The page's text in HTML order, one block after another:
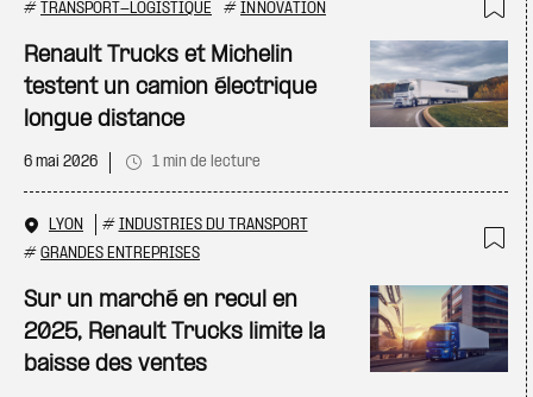
# TRANSPORT-LOGISTIQUE # INNOVATION
Renault Trucks et Michelin
testent un camion électrique
longue distance
6 mai 2026 1 min de lecture
LYON # INDUSTRIES DU TRANSPORT
# GRANDES ENTREPRISES
Sur un marché en recul en
2025, Renault Trucks limite la
baisse des ventes